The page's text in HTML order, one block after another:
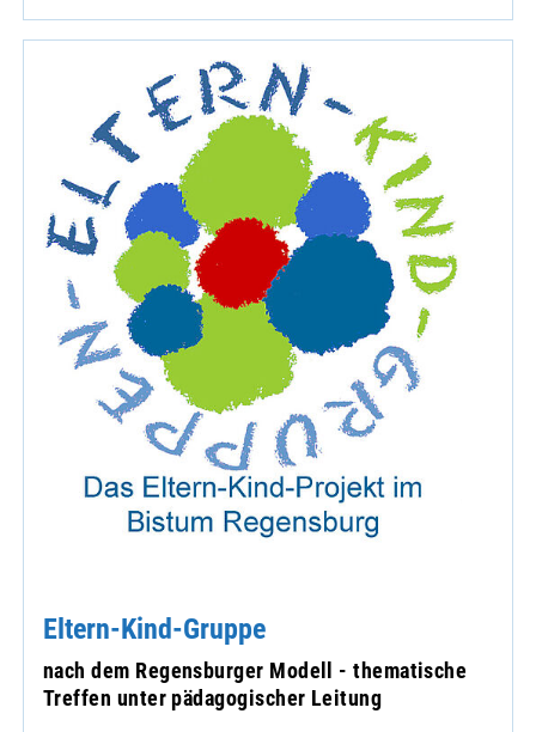
Eltern-Kind-Gruppe
nach dem Regensburger Modell - thematische
Treffen unter pädagogischer Leitung